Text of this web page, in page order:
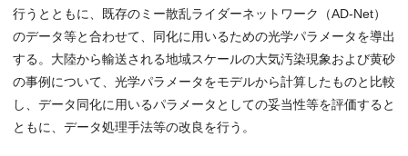
行うとともに、既存のミー散乱ライダーネットワーク（AD-Net）
のデータ等と合わせて、同化に用いるための光学パラメータを導出
する。大陸から輸送される地域スケールの大気汚染現象および黄砂
の事例について、光学パラメータをモデルから計算したものと比較
し、データ同化に用いるパラメータとしての妥当性等を評価すると
ともに、データ処理手法等の改良を行う。